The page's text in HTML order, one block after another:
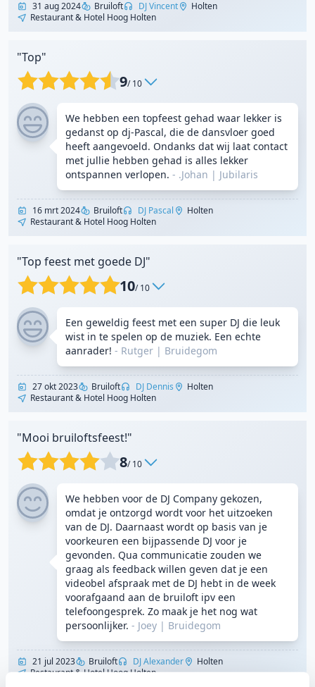
31 aug 2024 Bruiloft DJ Vincent
Holten
Restaurant & Hotel Hoog Holten
"Top"
9/ 10
We hebben een topfeest gehad waar lekker is
gedanst op dj-Pascal, die de dansvloer goed
heeft aangevoeld. Ondanks dat wij laat contact
met jullie hebben gehad is alles lekker
ontspannen verlopen. - .Johan | Jubilaris
16 mrt 2024 Bruiloft DJ Pascal
Holten
Restaurant & Hotel Hoog Holten
"Top feest met goede DJ"
10/ 10
Een geweldig feest met een super DJ die leuk
wist in te spelen op de muziek. Een echte
aanrader! - Rutger | Bruidegom
27 okt 2023 Bruiloft DJ Dennis
Holten
Restaurant & Hotel Hoog Holten
"Mooi bruiloftsfeest!"
8/ 10
We hebben voor de DJ Company gekozen,
omdat je ontzorgd wordt voor het uitzoeken
van de DJ. Daarnaast wordt op basis van je
voorkeuren een bijpassende DJ voor je
gevonden. Qua communicatie zouden we
graag als feedback willen geven dat je een
videobel afspraak met de DJ hebt in de week
voorafgaand aan de bruiloft ipv een
telefoongesprek. Zo maak je het nog wat
persoonlijker. - Joey | Bruidegom
21 jul 2023 Bruiloft DJ Alexander
Holten
Restaurant & Hotel Hoog Holten